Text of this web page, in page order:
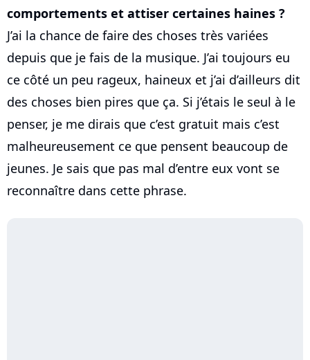
comportements et attiser certaines haines ?
J’ai la chance de faire des choses très variées
depuis que je fais de la musique. J’ai toujours eu
ce côté un peu rageux, haineux et j’ai d’ailleurs dit
des choses bien pires que ça. Si j’étais le seul à le
penser, je me dirais que c’est gratuit mais c’est
malheureusement ce que pensent beaucoup de
jeunes. Je sais que pas mal d’entre eux vont se
reconnaître dans cette phrase.